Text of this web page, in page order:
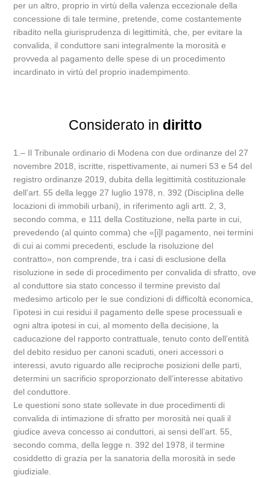
per un altro, proprio in virtù della valenza eccezionale della
concessione di tale termine, pretende, come costantemente
ribadito nella giurisprudenza di legittimità, che, per evitare la
convalida, il conduttore sani integralmente la morosità e
provveda al pagamento delle spese di un procedimento
incardinato in virtù del proprio inadempimento.
Considerato in diritto
1.‒ Il Tribunale ordinario di Modena con due ordinanze del 27
novembre 2018, iscritte, rispettivamente, ai numeri 53 e 54 del
registro ordinanze 2019, dubita della legittimità costituzionale
dell’art. 55 della legge 27 luglio 1978, n. 392 (Disciplina delle
locazioni di immobili urbani), in riferimento agli artt. 2, 3,
secondo comma, e 111 della Costituzione, nella parte in cui,
prevedendo (al quinto comma) che «[i]l pagamento, nei termini
di cui ai commi precedenti, esclude la risoluzione del
contratto», non comprende, tra i casi di esclusione della
risoluzione in sede di procedimento per convalida di sfratto, ove
al conduttore sia stato concesso il termine previsto dal
medesimo articolo per le sue condizioni di difficoltà economica,
l’ipotesi in cui residui il pagamento delle spese processuali e
ogni altra ipotesi in cui, al momento della decisione, la
caducazione del rapporto contrattuale, tenuto conto dell’entità
del debito residuo per canoni scaduti, oneri accessori o
interessi, avuto riguardo alle reciproche posizioni delle parti,
determini un sacrificio sproporzionato dell’interesse abitativo
del conduttore.
Le questioni sono state sollevate in due procedimenti di
convalida di intimazione di sfratto per morosità nei quali il
giudice aveva concesso ai conduttori, ai sensi dell’art. 55,
secondo comma, della legge n. 392 del 1978, il termine
cosiddetto di grazia per la sanatoria della morosità in sede
giudiziale.